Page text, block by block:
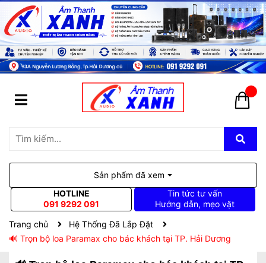
Sản phẩm đã xem
HOTLINE
091 9292 091
Tin tức tư vấn
Hướng dẫn, mẹo vặt
Trang chủ
Hệ Thống Đã Lắp Đặt
🔊 Trọn bộ loa Paramax cho bác khách tại TP. Hải Dương